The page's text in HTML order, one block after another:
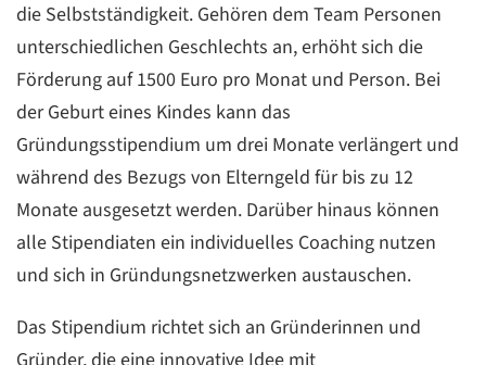
die Selbstständigkeit. Gehören dem Team Personen
unterschiedlichen Geschlechts an, erhöht sich die
Förderung auf 1500 Euro pro Monat und Person. Bei
der Geburt eines Kindes kann das
Gründungsstipendium um drei Monate verlängert und
während des Bezugs von Elterngeld für bis zu 12
Monate ausgesetzt werden. Darüber hinaus können
alle Stipendiaten ein individuelles Coaching nutzen
und sich in Gründungsnetzwerken austauschen.
Das Stipendium richtet sich an Gründerinnen und